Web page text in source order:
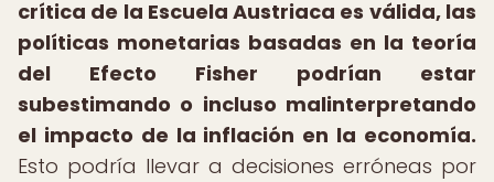
crítica de la Escuela Austriaca es válida, las
políticas monetarias basadas en la teoría
del Efecto Fisher podrían estar
subestimando o incluso malinterpretando
el impacto de la inflación en la economía.
Esto podría llevar a decisiones erróneas por